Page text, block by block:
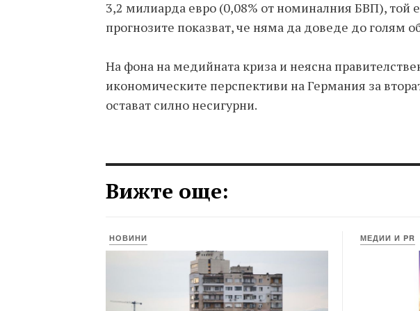
3,2 милиарда евро (0,08% от номиналния БВП), той
прогнозите показват, че няма да доведе до голям
На фона на медийната криза и неясна
икономическите перспективи на Германия за
остават силно несигурни.
Вижте още:
НОВИНИ МЕДИИ И PR